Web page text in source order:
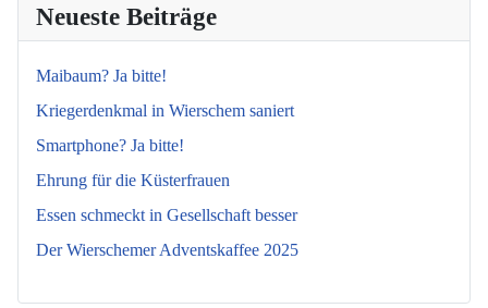
Neueste Beiträge
Maibaum? Ja bitte!
Kriegerdenkmal in Wierschem saniert
Smartphone? Ja bitte!
Ehrung für die Küsterfrauen
Essen schmeckt in Gesellschaft besser
Der Wierschemer Adventskaffee 2025